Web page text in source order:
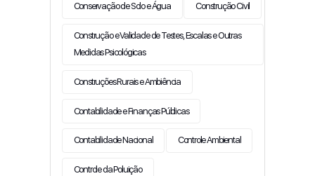
Conservação de Solo e Água Construção Civil
Construção e Validade de Testes, Escalas e Outras
Medidas Psicológicas
Construções Rurais e Ambiência
Contabilidade e Finanças Públicas
Contabilidade Nacional Controle Ambiental
Controle da Poluição